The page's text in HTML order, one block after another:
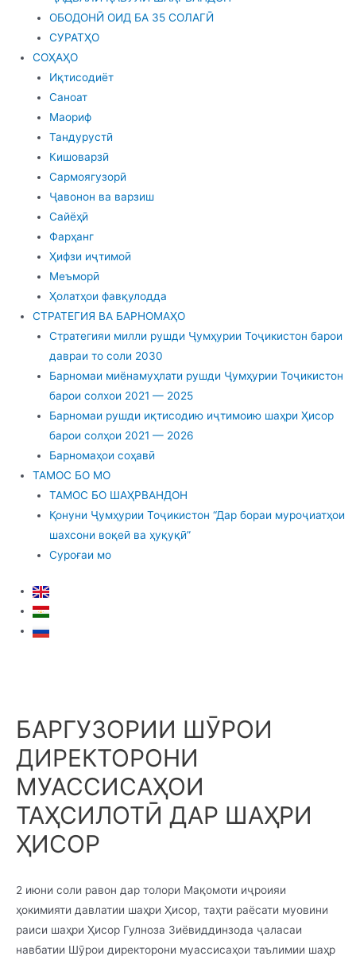
ОБОДОНӢ ОИД БА 35 СОЛАГӢ
СУРАТҲО
СОҲАҲО
Иқтисодиёт
Саноат
Маориф
Тандурустӣ
Кишоварзӣ
Сармоягузорӣ
Ҷавонон ва варзиш
Сайёҳӣ
Фарҳанг
Ҳифзи иҷтимоӣ
Меъморӣ
Ҳолатҳои фавқулодда
СТРАТЕГИЯ ВА БАРНОМАҲО
Стратегияи милли рушди Ҷумҳурии Тоҷикистон барои
давраи то соли 2030
Барномаи миёнамуҳлати рушди Ҷумҳурии Тоҷикистон
барои солхои 2021 — 2025
Барномаи рушди иқтисодию иҷтимоию шаҳри Ҳисор
барои солҳои 2021 — 2026
Барномаҳои соҳавӣ
ТАМОС БО МО
ТАМОС БО ШАҲРВАНДОН
Қонуни Ҷумҳурии Тоҷикистон “Дар бораи муроҷиатҳои
шахсони воқеӣ ва ҳуқуқӣ”
Суроғаи мо
БАРГУЗОРИИ ШӮРОИ
ДИРЕКТОРОНИ
МУАССИСАҲОИ
ТАҲСИЛОТӢ ДАР ШАҲРИ
ҲИСОР
2 июни соли равон дар толори Мақомоти иҷроияи
ҳокимияти давлатии шаҳри Ҳисор, таҳти раёсати муовини
раиси шаҳри Ҳисор Гулноза Зиёвиддинзода ҷаласаи
навбатии Шӯрои директорони муассисаҳои таълимии шаҳр